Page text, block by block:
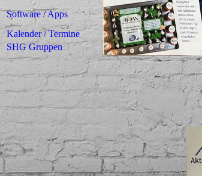
Software / Apps
Kalender / Termine
SHG Gruppen